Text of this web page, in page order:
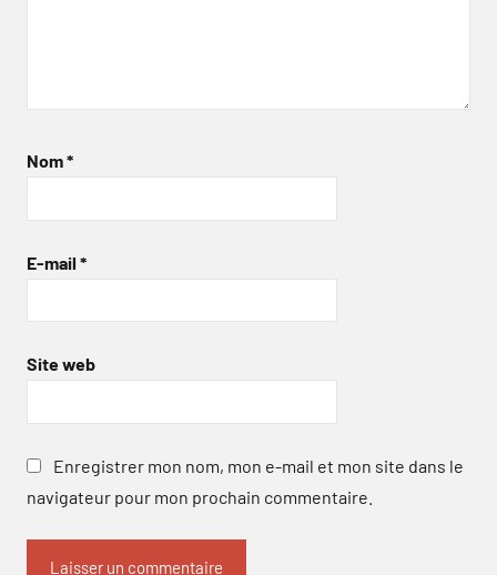
Nom*
E-mail *
Site web
Enregistrer mon nom, mon e-mail et mon site dans le
navigateur pour mon prochain commentaire.